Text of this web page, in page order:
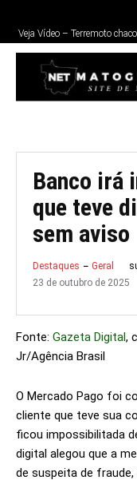
Veja Vídeo – Terremoto
Banco irá
que teve
sem aviso
Destaques Geral
23 de outubro de 2025
Fonte: Gazeta Digital,
Jr/Agência Brasil
O Mercado Pago foi
cliente que teve sua
ficou impossibilitada
digital alegou que a
de suspeita de